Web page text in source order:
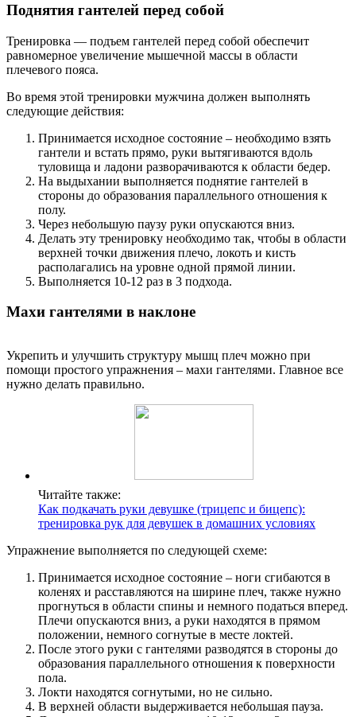
Поднятия гантелей перед собой
Тренировка — подъем гантелей перед собой обеспечит
равномерное увеличение мышечной массы в области
плечевого пояса.
Во время этой тренировки мужчина должен выполнять
следующие действия:
Принимается исходное состояние – необходимо взять
гантели и встать прямо, руки вытягиваются вдоль
туловища и ладони разворачиваются к области бедер.
На выдыхании выполняется поднятие гантелей в
стороны до образования параллельного отношения к
полу.
Через небольшую паузу руки опускаются вниз.
Делать эту тренировку необходимо так, чтобы в области
верхней точки движения плечо, локоть и кисть
располагались на уровне одной прямой линии.
Выполняется 10-12 раз в 3 подхода.
Махи гантелями в наклоне
Укрепить и улучшить структуру мышц плеч можно при
помощи простого упражнения – махи гантелями. Главное все
нужно делать правильно.
Читайте также:
Как подкачать руки девушке (трицепс и бицепс):
тренировка рук для девушек в домашних условиях
Упражнение выполняется по следующей схеме:
Принимается исходное состояние – ноги сгибаются в
коленях и расставляются на ширине плеч, также нужно
прогнуться в области спины и немного податься вперед.
Плечи опускаются вниз, а руки находятся в прямом
положении, немного согнутые в месте локтей.
После этого руки с гантелями разводятся в стороны до
образования параллельного отношения к поверхности
пола.
Локти находятся согнутыми, но не сильно.
В верхней области выдерживается небольшая пауза.